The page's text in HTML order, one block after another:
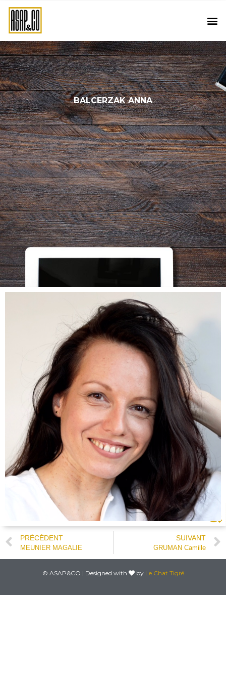
BALCERZAK ANNA
PRÉCÉDENT
MEUNIER MAGALIE
SUIVANT
GRUMAN Camille
© ASAP&CO | Designed with by Le Chat Tigré